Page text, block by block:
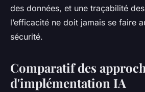
des données, et une traçabilité
l’efficacité ne doit jamais se faire
sécurité.
Comparatif des
d'implémentation IA